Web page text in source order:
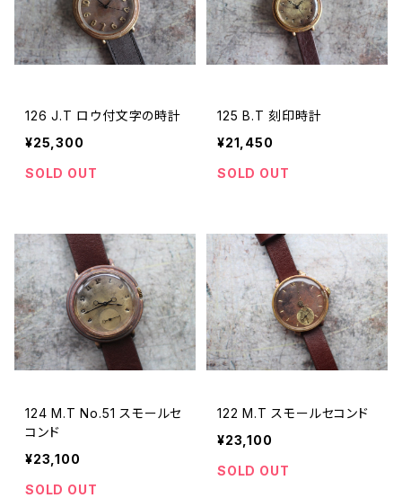
126 J.T ロウ付文字の時計
¥25,300
SOLD OUT
125 B.T 刻印時計
¥21,450
SOLD OUT
124 M.T No.51 スモールセ
コンド
¥23,100
SOLD OUT
122 M.T スモールセコンド
¥23,100
SOLD OUT